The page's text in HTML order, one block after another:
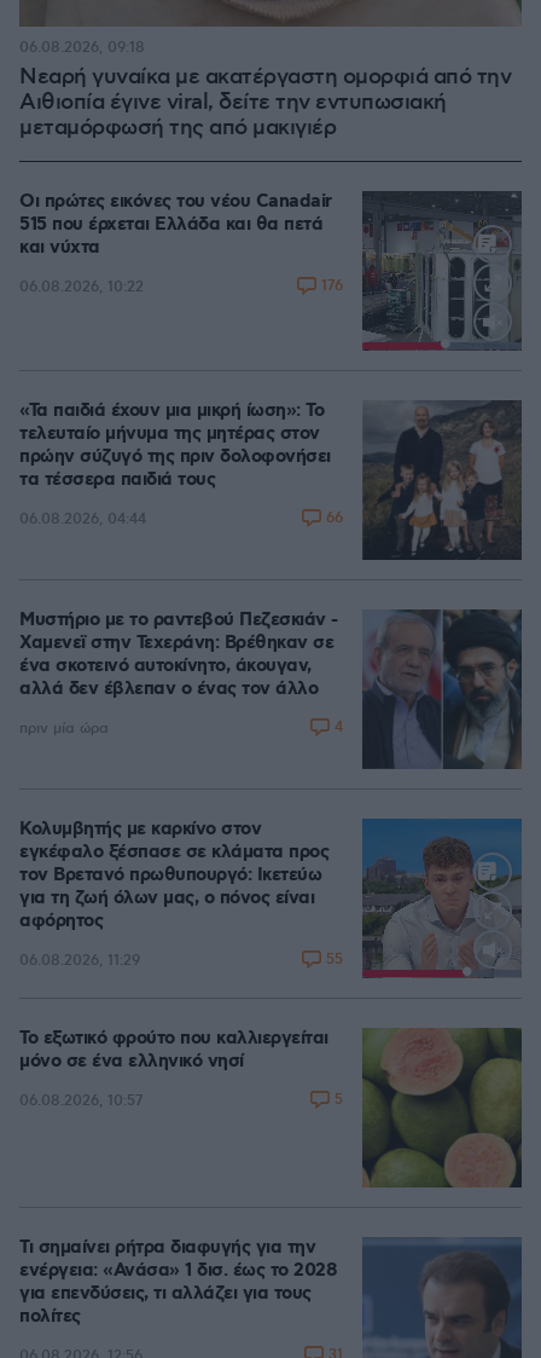
Νεαρή γυναίκα με ακατέργαστη ομορφιά από την
Αιθιοπία έγινε viral, δείτε την εντυπωσιακή
μεταμόρφωσή της από μακιγιέρ
06.08.2026, 09:18
Loaded:
Οι πρώτες εικόνες του νέου Canadair
515 που έρχεται Ελλάδα και θα πετά
και νύχτα
06.08.2026, 10:22 176
«Τα παιδιά έχουν μια μικρή ίωση»: Το
τελευταίο μήνυμα της μητέρας στον
πρώην σύζυγό της πριν δολοφονήσει
τα τέσσερα παιδιά τους
06.08.2026, 04:44 66
Μυστήριο με το ραντεβού Πεζεσκιάν -
Χαμενεϊ στην Τεχεράνη: Βρέθηκαν σε
ένα σκοτεινό αυτοκίνητο, άκουγαν,
αλλά δεν έβλεπαν ο ένας τον άλλο
πριν μία ώρα 4
Loaded:
Κολυμβητής με καρκίνο στον
εγκέφαλο ξέσπασε σε κλάματα προς
τον Βρετανό πρωθυπουργό: Ικετεύω
για τη ζωή όλων μας, ο πόνος είναι
αφόρητος
06.08.2026, 11:29 55
Το εξωτικό φρούτο που καλλιεργείται
μόνο σε ένα ελληνικό νησί
06.08.2026, 10:57 5
Τι σημαίνει ρήτρα διαφυγής για την
ενέργεια: «Ανάσα» 1 δισ. έως το 2028
για επενδύσεις, τι αλλάζει για τους
πολίτες